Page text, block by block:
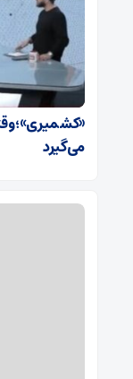
«کشمیری»؛
می‌گیرد